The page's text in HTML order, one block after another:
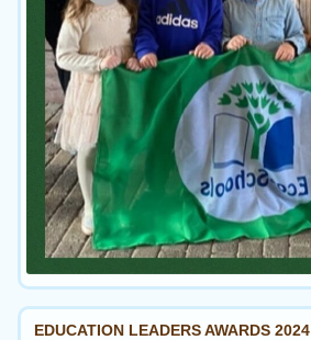
EDUCATION LEADERS AWARDS 2024